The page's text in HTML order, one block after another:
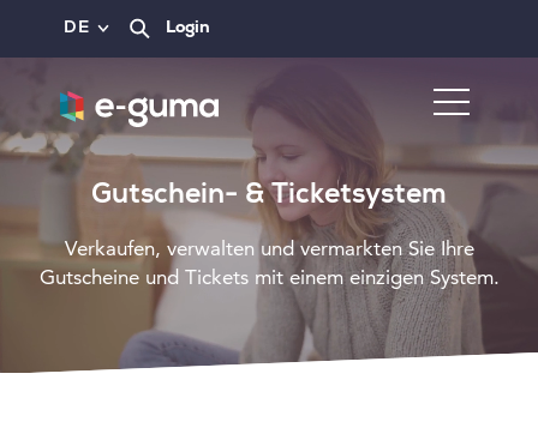
DE Login
Gutschein- & Ticketsystem
Verkaufen, verwalten und vermarkten Sie Ihre
Gutscheine und Tickets mit einem einzigen System.